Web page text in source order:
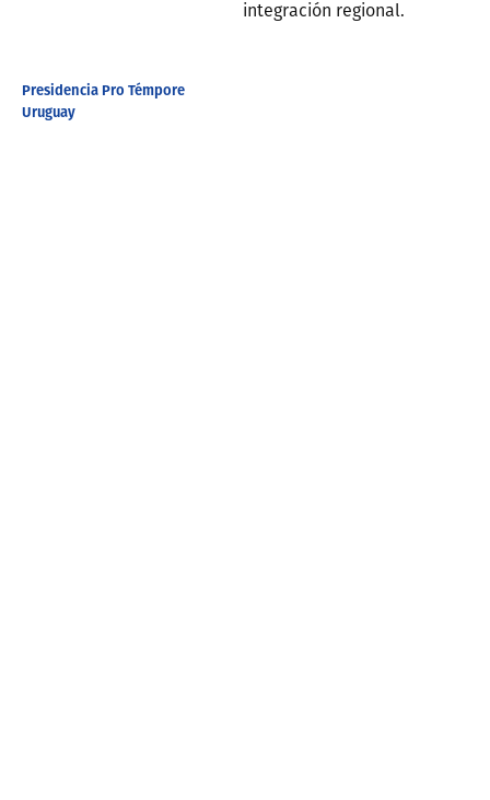
Presidencia Pro Témpore
Uruguay
integración regional.